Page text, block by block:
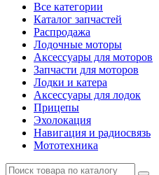
Все категории
Каталог запчастей
Распродажа
Лодочные моторы
Аксессуары для моторов
Запчасти для моторов
Лодки и катера
Аксессуары для лодок
Прицепы
Эхолокация
Навигация и радиосвязь
Мототехника